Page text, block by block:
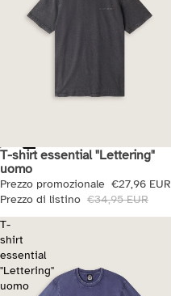
Saldi
T-shirt essential "Lettering"
uomo
Prezzo promozionale €27,96 EUR
Prezzo di listino €34,95 EUR
T-
shirt
essential
"Lettering"
uomo